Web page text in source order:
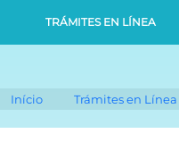
TRÁMITES EN LÍNEA
Início Trámites en Línea